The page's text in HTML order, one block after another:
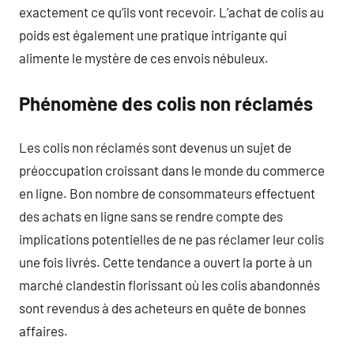
exactement ce qu’ils vont recevoir. L’achat de colis au
poids est également une pratique intrigante qui
alimente le mystère de ces envois nébuleux.
Phénomène des colis non réclamés
Les colis non réclamés sont devenus un sujet de
préoccupation croissant dans le monde du commerce
en ligne. Bon nombre de consommateurs effectuent
des achats en ligne sans se rendre compte des
implications potentielles de ne pas réclamer leur colis
une fois livrés. Cette tendance a ouvert la porte à un
marché clandestin florissant où les colis abandonnés
sont revendus à des acheteurs en quête de bonnes
affaires.